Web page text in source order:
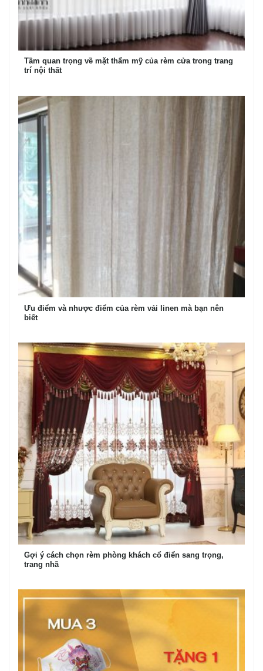
Tầm quan trọng về mặt thẩm mỹ của rèm cửa trong trang
trí nội thất
Ưu điểm và nhược điểm của rèm vải linen mà bạn nên
biết
Gợi ý cách chọn rèm phòng khách cổ điển sang trọng,
trang nhã